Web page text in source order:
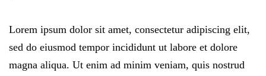
Lorem ipsum dolor sit amet, consectetur adipiscing elit,
sed do eiusmod tempor incididunt ut labore et dolore
magna aliqua. Ut enim ad minim veniam, quis nostrud